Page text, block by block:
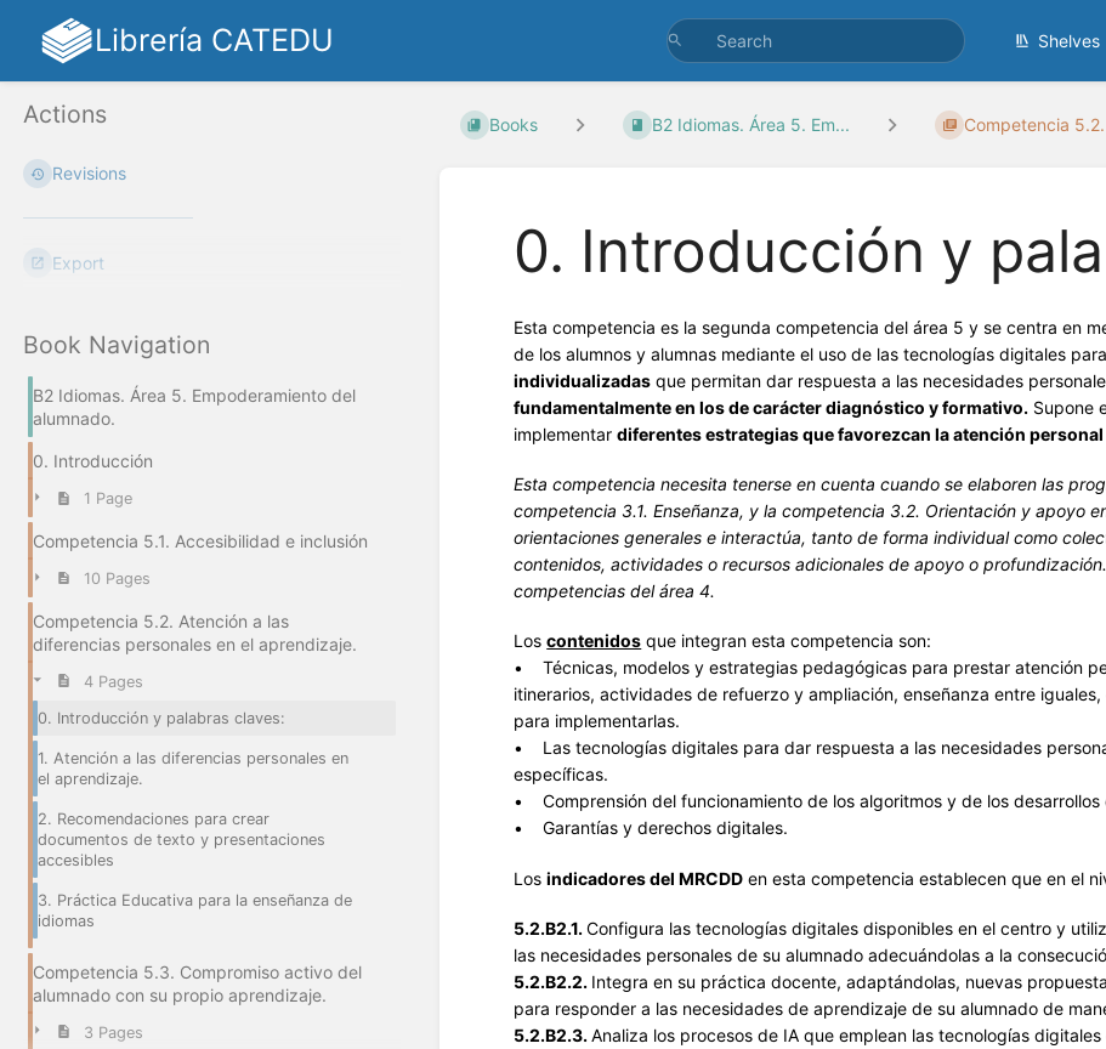
Librería CATEDU Shelves
Actions
Revisions
Export
Book Navigation
B2 Idiomas. Área 5. Empoderamiento del
alumnado.
0. Introducción
1 Page
Competencia 5.1. Accesibilidad e inclusión
10 Pages
Competencia 5.2. Atención a las
diferencias personales en el aprendizaje.
4 Pages
0. Introducción y palabras claves:
1. Atención a las diferencias personales en
el aprendizaje.
2. Recomendaciones para crear
documentos de texto y presentaciones
accesibles
3. Práctica Educativa para la enseñanza de
idiomas
Competencia 5.3. Compromiso activo del
alumnado con su propio aprendizaje.
3 Pages
Books B2 Idiomas. Área 5. Em... Competencia
0. Introducción y
Esta competencia es la segunda competencia del área 5 y se centra en
de los alumnos y alumnas mediante el uso de las tecnologías digitales
individualizadas que permitan dar respuesta a las necesidades
fundamentalmente en los de carácter diagnóstico y formativo. Supone
implementardiferentes estrategias que favorezcan la atención personal
Esta competencia necesita tenerse en cuenta cuando se elaboren las
competencia 3.1. Enseñanza, y la competencia 3.2. Orientación y apoyo
orientaciones generales e interactúa, tanto de forma individual como
contenidos, actividades o recursos adicionales de apoyo o
competencias del área 4.
Loscontenidos que integran esta competencia son:
• Técnicas, modelos y estrategias pedagógicas para prestar atención
itinerarios, actividades de refuerzo y ampliación, enseñanza entre
para implementarlas.
• Las tecnologías digitales para dar respuesta a las necesidades
específicas.
• Comprensión del funcionamiento de los algoritmos y de los
• Garantías y derechos digitales.
Losindicadores del MRCDD en esta competencia establecen que en el
5.2.B2.1.Configura las tecnologías digitales disponibles en el centro y
las necesidades personales de su alumnado adecuándolas a la
5.2.B2.2. Integra en su práctica docente, adaptándolas, nuevas
para responder a las necesidades de aprendizaje de su alumnado de
5.2.B2.3.Analiza los procesos de IA que emplean las tecnologías